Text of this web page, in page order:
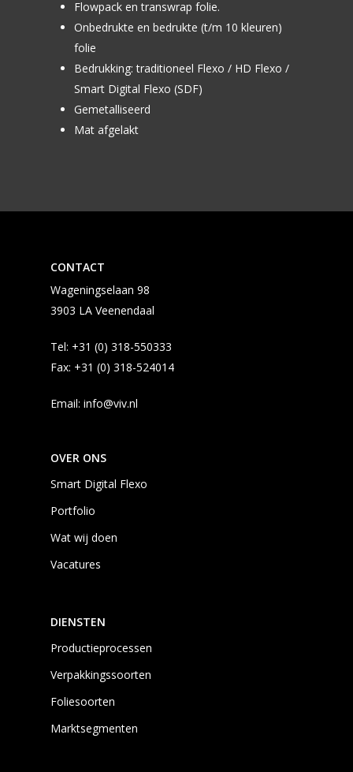
Flowpack en transwrap folie.
Onbedrukte en bedrukte (t/m 10 kleuren)
folie
Bedrukking: traditioneel Flexo / HD Flexo /
Smart Digital Flexo (SDF)
Gemetalliseerd
Mat afgelakt
CONTACT
Wageningselaan 98
3903 LA Veenendaal
Tel: +31 (0) 318-550333
Fax: +31 (0) 318-524014
Email: info@viv.nl
OVER ONS
Smart Digital Flexo
Portfolio
Wat wij doen
Vacatures
DIENSTEN
Productieprocessen
Verpakkingssoorten
Foliesoorten
Marktsegmenten